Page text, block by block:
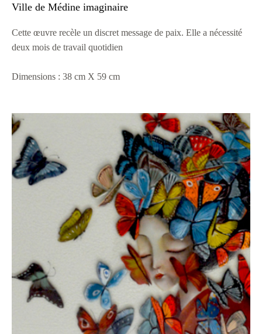
Ville de Médine imaginaire
Cette œuvre recèle un discret message de paix. Elle a nécessité
deux mois de travail quotidien
Dimensions : 38 cm X 59 cm